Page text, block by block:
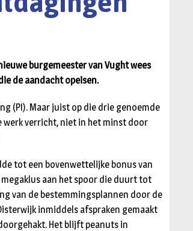
burgemeester van Vught wees
de aandacht opeisen.
(PI). Maar juist op die drie genoemde
verricht, niet in het minst door
tot een bovenwettelijke bonus van
aan het spoor die duurt tot
van de bestemmingsplannen door de
inmiddels afspraken gemaakt
Het blijft peanuts in